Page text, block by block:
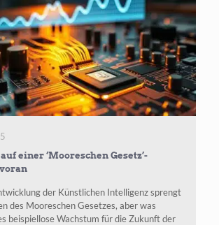
Masad :
KI
wird
ersetzen
einer ‘Mooreschen Gesetz’-
der Künstlichen Intelligenz sprengt
des Mooreschen Gesetzes, aber was
beispiellose Wachstum für die Zukunft der